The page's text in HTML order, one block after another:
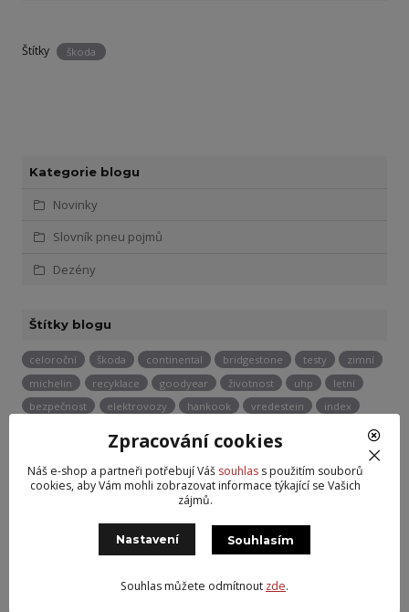
Kategorie blogu
Novinky
Slovník pneu pojmů
Dezény
Štítky blogu
celoroční škoda continental bridgestone testy
zimní
michelin
recyklace goodyear životnost uhp
letní
bezpečnost
elektrovozy hankook vredestein
index
značení nosnost firestone
yokohama
spotřeba ekologie pneu likvidace
defekt
nexen
dodávkové rychlost
Štítky škoda
Zpracování cookies
Náš e-shop a partneři potřebují Váš souhlass použitím souborů
cookies, aby Vám mohli zobrazovat informace týkající se Vašich
zájmů.
Nastavení Souhlasím
Souhlas můžete odmítnout zde.